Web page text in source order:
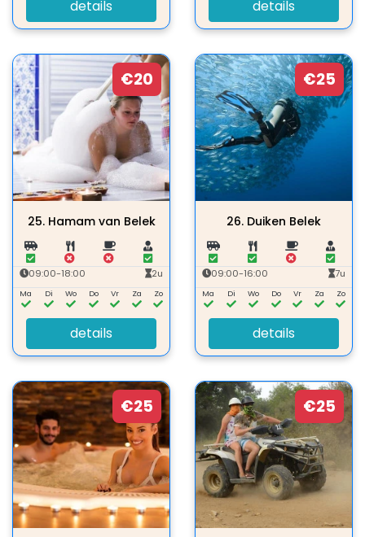
details details
€20
25. Hamam van Belek
09:00-18:00 2u
Ma Di Wo Do Vr Za Zo
details
€25
26. Duiken Belek
09:00-16:00 7u
Ma Di Wo Do Vr Za Zo
details
€25 €25